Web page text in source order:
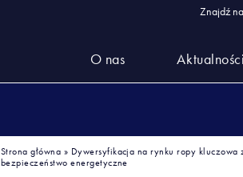
Znajdź
O nas Aktualności
Strona główna » Dywersyfikacja na rynku ropy
bezpieczeństwo energetyczne